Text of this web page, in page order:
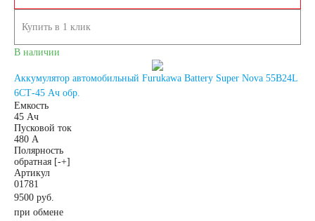
японских
Купить в 1 клик
В наличии
Аккумулятор автомобильный Furukawa Battery Super Nova 55B24L
6СТ-45 Ач обр.
Емкость
45 Ач
Пусковой ток
480 А
Полярность
обратная [-+]
Артикул
01781
9500 руб.
при обмене